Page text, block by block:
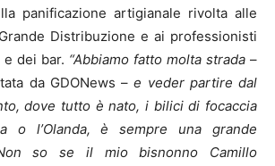
panificazione artigianale rivolta alle
Distribuzione e ai professionisti
dei bar. “Abbiamo fatto molta strada –
da GDONews –e veder partire dal
dove tutto è nato, i bilici di focaccia
o l’Olanda, è sempre una grande
so se il mio bisnonno Camillo